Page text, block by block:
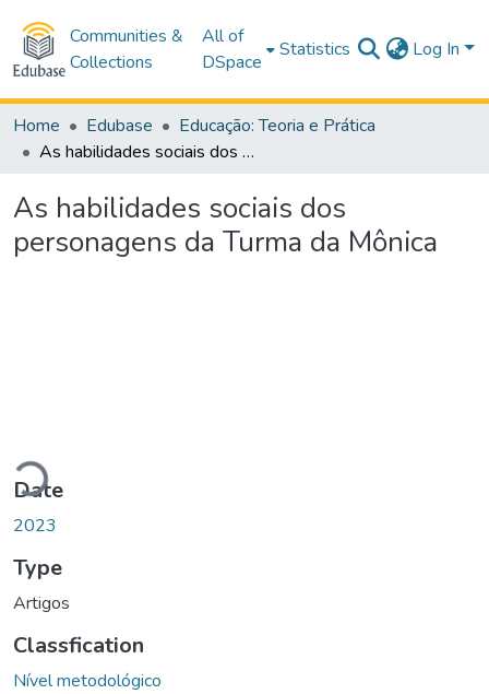
Communities &
Collections
All of
DSpace
Statistics Log In
Home Edubase
Educação: Teoria e Prática
As habilidades sociais dos personagens da Turma da Mônica
As habilidades sociais dos
personagens da Turma da Mônica
Date
2023
Type
Artigos
Classfication
Nível metodológico